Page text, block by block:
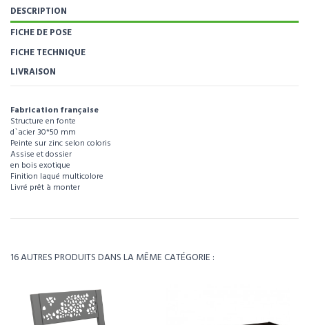
DESCRIPTION
FICHE DE POSE
FICHE TECHNIQUE
LIVRAISON
Fabrication française
Structure en fonte
d`acier 30*50 mm
Peinte sur zinc selon coloris
Assise et dossier
en bois exotique
Finition laqué multicolore
Livré prêt à monter
Environ 4 à 5 semaines - À confirmer lors de la
16 AUTRES PRODUITS DANS LA MÊME CATÉGORIE :